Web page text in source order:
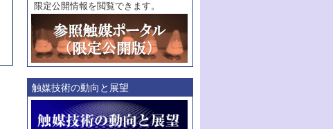
触媒年鑑
年度
記事種別
マーク：
マークあり
限定公開情報を閲覧できます。
触媒技術の動向と展望